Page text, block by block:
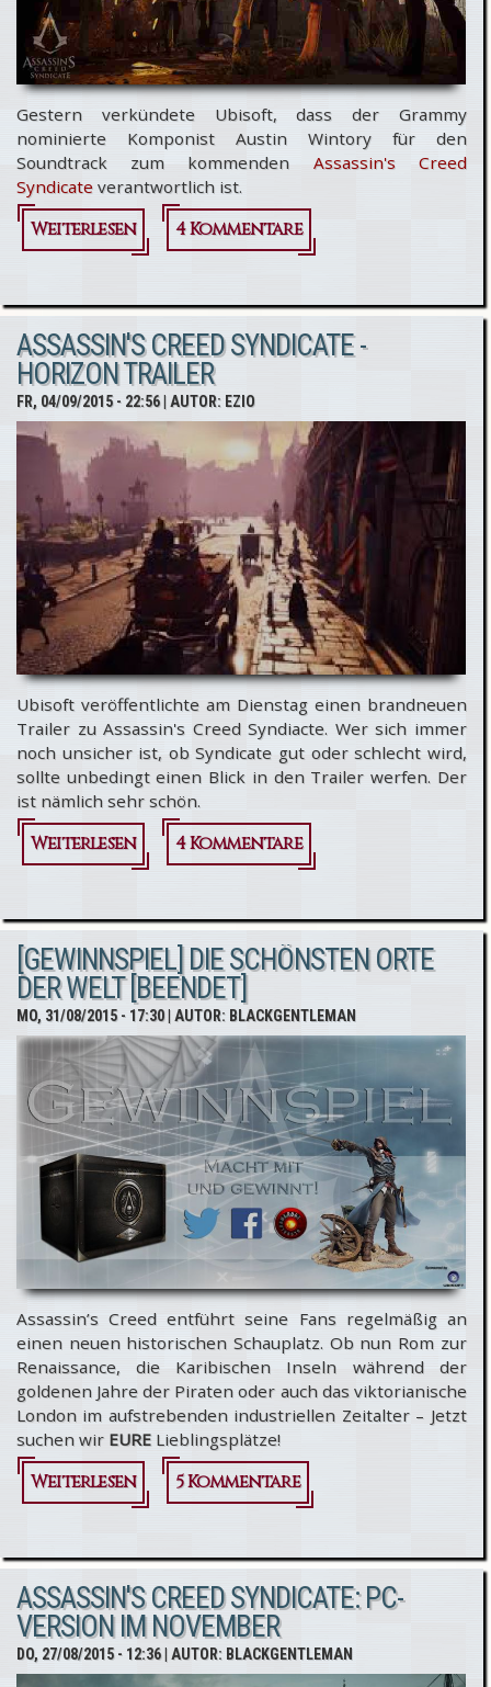
Gestern verkündete Ubisoft, dass der Grammy
nominierte Komponist Austin Wintory für den
Soundtrack zum kommenden Assassin's Creed
Syndicate verantwortlich ist.
Weiterlesen
über
Creed
Syndicate:
Austin
Wintory
komponiert
Soundtrack
4 Kommentare
ASSASSIN'S CREED SYNDICATE -
HORIZON TRAILER
FR, 04/09/2015 - 22:56| AUTOR: EZIO
Ubisoft veröffentlichte am Dienstag einen brandneuen
Trailer zu Assassin's Creed Syndiacte. Wer sich immer
noch unsicher ist, ob Syndicate gut oder schlecht wird,
sollte unbedingt einen Blick in den Trailer werfen. Der
ist nämlich sehr schön.
Weiterlesen
über
Creed
Syndicate
- Horizon
Trailer
4 Kommentare
[GEWINNSPIEL] DIE SCHÖNSTEN ORTE
DER WELT [BEENDET]
MO, 31/08/2015 - 17:30| AUTOR: BLACKGENTLEMAN
Assassin’s Creed entführt seine Fans regelmäßig an
einen neuen historischen Schauplatz. Ob nun Rom zur
Renaissance, die Karibischen Inseln während der
goldenen Jahre der Piraten oder auch das viktorianische
London im aufstrebenden industriellen Zeitalter – Jetzt
suchen wir EURE Lieblingsplätze!
Weiterlesen
über
Die
schönsten
Orte der
Welt
5 Kommentare
ASSASSIN'S CREED SYNDICATE: PC-
VERSION IM NOVEMBER
DO, 27/08/2015 - 12:36| AUTOR: BLACKGENTLEMAN